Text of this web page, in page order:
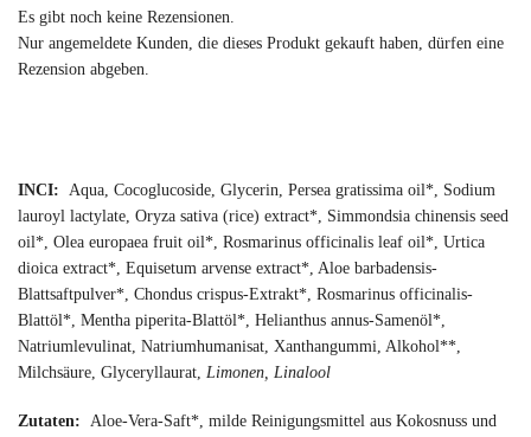
Es gibt noch keine Rezensionen.
Nur angemeldete Kunden, die dieses Produkt gekauft haben, dürfen eine
Rezension abgeben.
INCI:
Aqua, Cocoglucoside, Glycerin, Persea gratissima oil*, Sodium
lauroyl lactylate, Oryza sativa (rice) extract*, Simmondsia chinensis seed
oil*, Olea europaea fruit oil*, Rosmarinus officinalis leaf oil*, Urtica
dioica extract*, Equisetum arvense extract*, Aloe barbadensis-
Blattsaftpulver*, Chondus crispus-Extrakt*, Rosmarinus officinalis-
Blattöl*, Mentha piperita-Blattöl*, Helianthus annus-Samenöl*,
Natriumlevulinat, Natriumhumanisat, Xanthangummi, Alkohol**,
Milchsäure, Glyceryllaurat, Limonen, Linalool
Zutaten: Aloe-Vera-Saft*, milde Reinigungsmittel aus Kokosnuss und